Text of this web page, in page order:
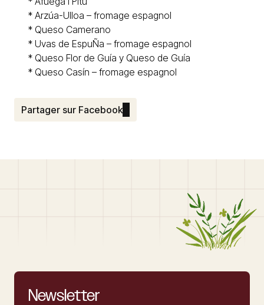
* Arzúa-Ulloa – fromage espagnol
* Queso Camerano
* Uvas de EspuÑa – fromage espagnol
* Queso Flor de Guía y Queso de Guía
* Queso Casín – fromage espagnol
Partager sur Facebook
Newsletter